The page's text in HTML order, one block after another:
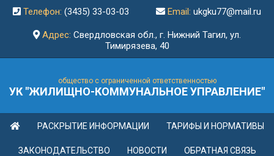
Телефон: (3435) 33-03-03 Email: ukgku77@mail.ru
Адрес: Свердловская обл., г. Нижний Тагил, ул.
Тимирязева, 40
общество с ограниченной ответственностью
УК "ЖИЛИЩНО-КОММУНАЛЬНОЕ УПРАВЛЕНИЕ"
РАСКРЫТИЕ ИНФОРМАЦИИ ТАРИФЫ И НОРМАТИВЫ
ЗАКОНОДАТЕЛЬСТВО НОВОСТИ ОБРАТНАЯ СВЯЗЬ